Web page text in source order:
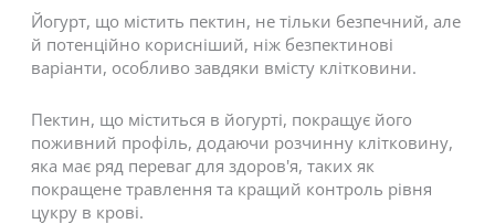
Йогурт, що містить пектин, не тільки безпечний, але
й потенційно корисніший, ніж безпектинові
варіанти, особливо завдяки вмісту клітковини.
Пектин, що міститься в йогурті, покращує його
поживний профіль, додаючи розчинну клітковину,
яка має ряд переваг для здоров'я, таких як
покращене травлення та кращий контроль рівня
цукру в крові.